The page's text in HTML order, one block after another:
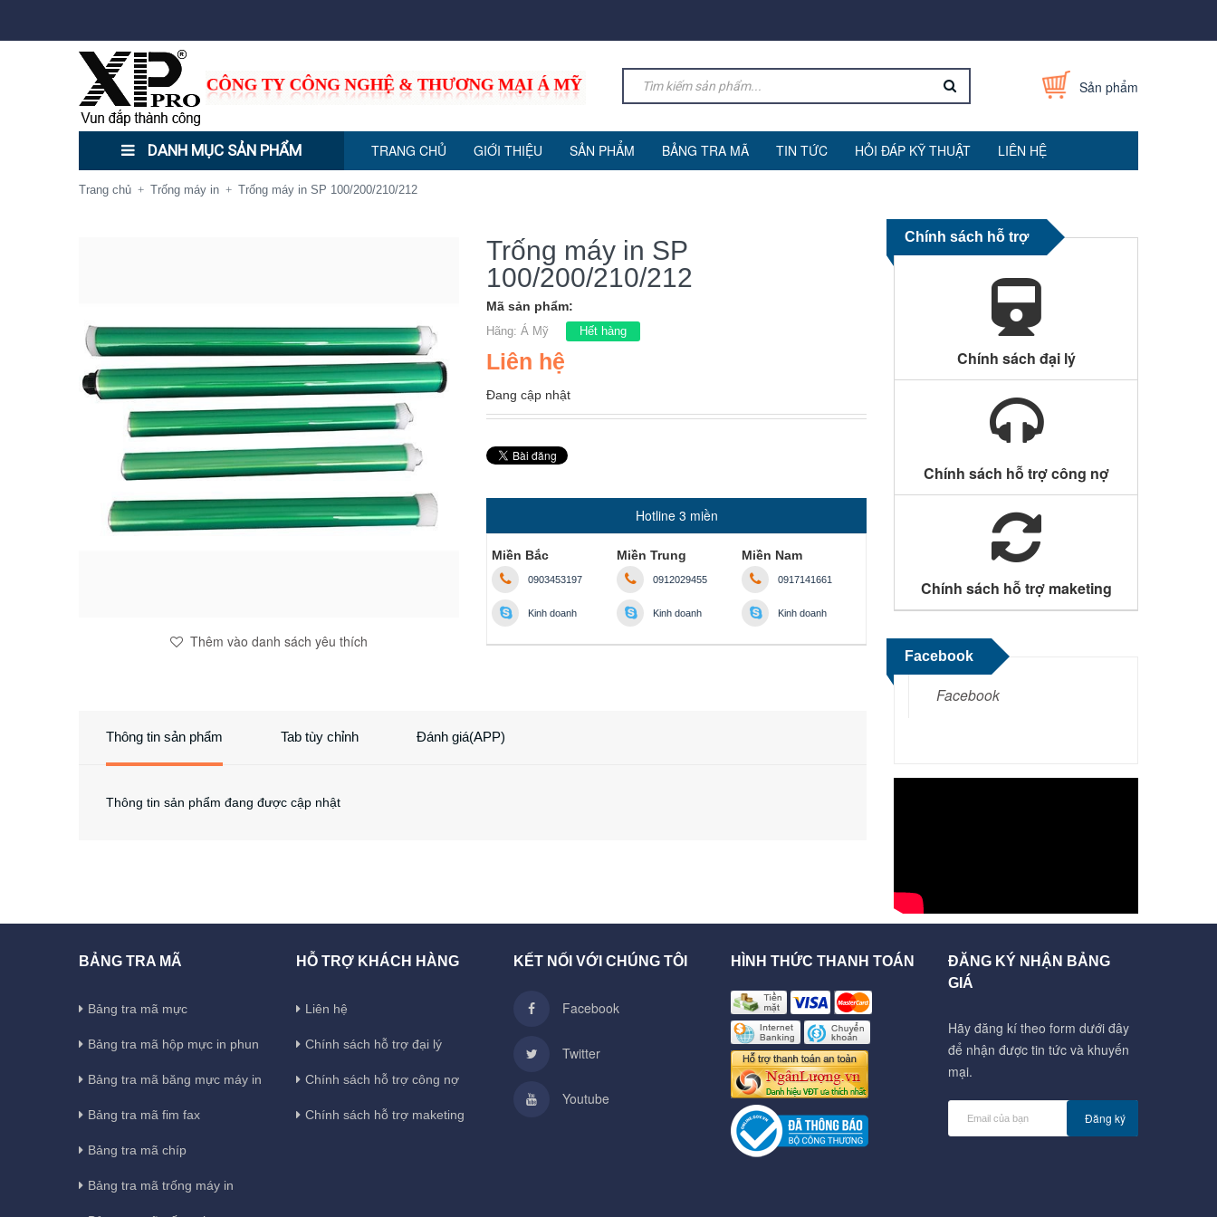
Sản phẩm
DANH MỤC SẢN PHẨM TRANG CHỦ GIỚI THIỆU SẢN PHẨM BẢNG TRA MÃ TIN TỨC HỎI ĐÁP KỸ THUẬT LIÊN HỆ
Trang chủ + Trống máy in + Trống máy in SP 100/200/210/212
Thêm vào danh sách yêu thích
Trống máy in SP
100/200/210/212
Mã sản phẩm:
Hãng: Á Mỹ Hết hàng
Liên hệ
Đang cập nhật
Hotline 3 miền
Miền Bắc
0903453197
Kinh doanh
Miền Trung
0912029455
Kinh doanh
Miền Nam
0917141661
Kinh doanh
Thông tin sản phẩm Tab tùy chỉnh Đánh giá(APP)
Thông tin sản phẩm đang được cập nhật
Chính sách hỗ trợ
Chính sách đại lý
Chính sách hỗ trợ công nợ
Chính sách hỗ trợ maketing
Facebook
Facebook
BẢNG TRA MÃ
Bảng tra mã mực
Bảng tra mã hộp mực in phun
Bảng tra mã băng mực máy in
Bảng tra mã fim fax
Bảng tra mã chíp
Bảng tra mã trống máy in
HỖ TRỢ KHÁCH HÀNG
Liên hệ
Chính sách hỗ trợ đại lý
Chính sách hỗ trợ công nợ
Chính sách hỗ trợ maketing
KẾT NỐI VỚI CHÚNG TÔI
Facebook
Twitter
Youtube
HÌNH THỨC THANH TOÁN
ĐĂNG KÝ NHẬN BẢNG
GIÁ
Hãy đăng kí theo form dưới đây
để nhận được tin tức và khuyến
mại.
Đăng ký